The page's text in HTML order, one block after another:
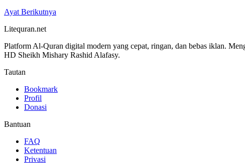
Ayat Berikutnya
Litequran.net
Platform Al-Quran digital modern yang cepat, ringan, dan bebas iklan.
HD Sheikh Mishary Rashid Alafasy.
Tautan
Bookmark
Profil
Donasi
Bantuan
FAQ
Ketentuan
Privasi